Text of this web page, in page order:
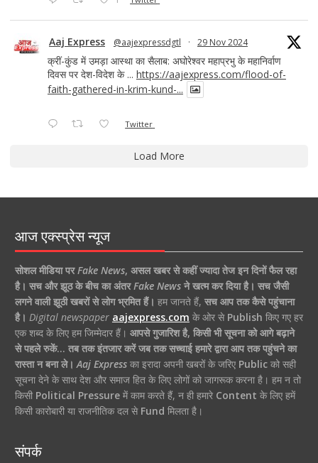
Aaj Express @aajexpressdgtl · 29 Nov 2024
क्रीं-कुंड में उमड़ा आस्था का सैलाब: अघोरेश्वर महाप्रभु के महानिर्वाण
दिवस पर देश-विदेश के ... https://aajexpress.com/flood-of-
faith-gathered-in-krim-kund-...
Twitter
Load More
आज एक्स्प्रेस न्यूज
सोशल मीडिया पर Fake News, असल खबर से कहीं ज्यादा तेज इन दिनों फैल रहा
है। सच और झूठ के बीच का अंतर Fake Newsने खत्म कर दिया है। सच जैसी
लगने वाली झूठी खबरों से लोग भ्रमित हैं। हम जानते हैं, सच आप तक कैसे पहुंचाना
है। Digital newspaper aajexpress.com के ओर से Publish किए गए हर
एक शब्द के लिए हम जिम्मेदार हैं। आपसे गुजारिश है, किसी भी सूचना को आगे बढ़ाने
से पहले रुकें… तब तक इंतजार करें जब तक सच्चाई हमारे द्वारा आप तक पहुंचने का
रास्ता न बना ले। Aaj Expressका इरादा अपनी खबरों के जरिए Publicको सही
सूचना देने के साथ देश और समाज हित के लिए लोगों को जागरूक करना है। हम न तो
किसी Political Pressureमें काम करते हैं, न ही हमारे Content के लिए हमें
किसी कारोबारी या राजनीतिक दल से Fund मिलता है।
संपर्क